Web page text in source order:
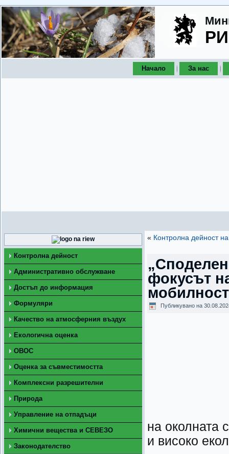
Начало За нас
Контролна дейност
Административно обслужване
Достъп до информация
Формуляри
Качество на атмосферния въздух
Екологична оценка
ОВОС
Оценка за съвместимостта
Комплексни разрешителни
Природа
Управление на отпадъци
Химични вещества и СЕВЕЗО
Законодателство
« Контролна дейност
фокусът
Публикувано на
на околната
и високо